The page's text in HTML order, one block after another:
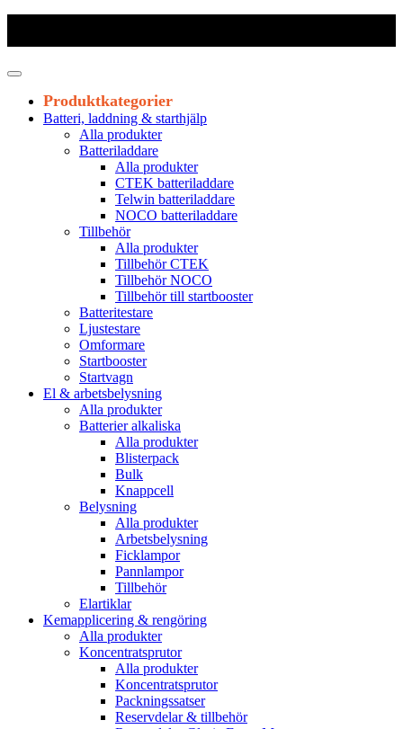
Produktkategorier
Batteri, laddning & starthjälp
Alla produkter
Batteriladdare
Alla produkter
CTEK batteriladdare
Telwin batteriladdare
NOCO batteriladdare
Tillbehör
Alla produkter
Tillbehör CTEK
Tillbehör NOCO
Tillbehör till startbooster
Batteritestare
Ljustestare
Omformare
Startbooster
Startvagn
El & arbetsbelysning
Alla produkter
Batterier alkaliska
Alla produkter
Blisterpack
Bulk
Knappcell
Belysning
Alla produkter
Arbetsbelysning
Ficklampor
Pannlampor
Tillbehör
Elartiklar
Kemapplicering & rengöring
Alla produkter
Koncentratsprutor
Alla produkter
Koncentratsprutor
Packningssatser
Reservdelar & tillbehör